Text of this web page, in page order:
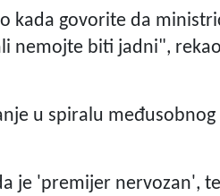
kada govorite da
nemojte biti jadni",
u spiralu
je 'premijer nervozan',